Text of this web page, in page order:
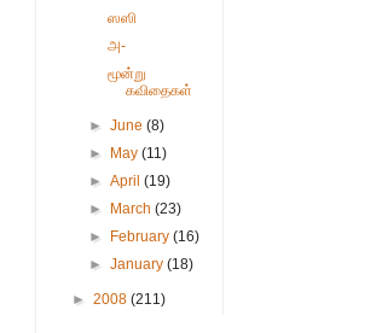
ஸஸி
அ-
மூன்று
கவிதைகள்
►June(8)
►
May(11)
►April(19)
►
March(23)
►
February(16)
►January(18)
► 2008 (211)